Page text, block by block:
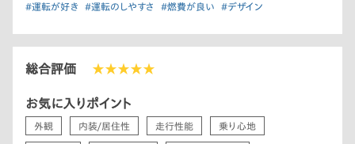
#運転が好き #運転のしやすさ #燃費が良い #デザイン
総合評価 ★★★★★
お気に入りポイント
外観 内装/居住性 走行性能 乗り心地